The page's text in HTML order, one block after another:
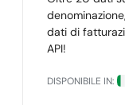
dati di
API!
DISPONIBILE IN: